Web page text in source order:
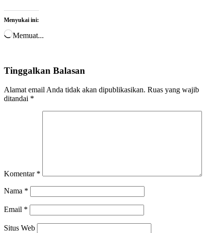
Menyukai ini:
Memuat...
Tinggalkan Balasan
Alamat email Anda tidak akan dipublikasikan. Ruas yang wajib
ditandai *
Komentar *
Nama *
Email *
Situs Web